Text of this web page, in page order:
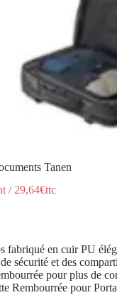
Tanen
/ 29,64€ttc
fabriqué en cuir PU
sécurité et des
pour plus de
Rembourrée pour